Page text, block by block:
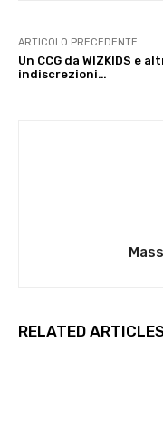
ARTICOLO PRECEDENTE
Un CCG da WIZKIDS e
indiscrezioni…
RELATED